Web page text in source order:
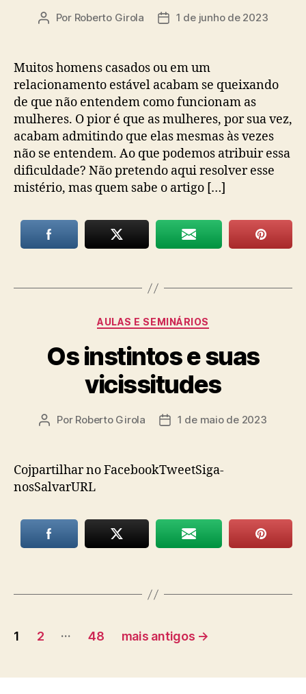
Autor
Por Roberto Girola
Data1 de junho de 2023
Muitos homens casados ou em um
relacionamento estável acabam se queixando
de que não entendem como funcionam as
mulheres. O pior é que as mulheres, por sua vez,
acabam admitindo que elas mesmas às vezes
não se entendem. Ao que podemos atribuir essa
dificuldade? Não pretendo aqui resolver esse
mistério, mas quem sabe o artigo […]
Categorias
AULAS E SEMINÁRIOS
Os instintos e suas
vicissitudes
Autor
Por Roberto Girola
Data1 de maio de 2023
Cojpartilhar no FacebookTweetSiga-
nosSalvarURL
Paginação
posts
1 2 … 48 mais antigos →